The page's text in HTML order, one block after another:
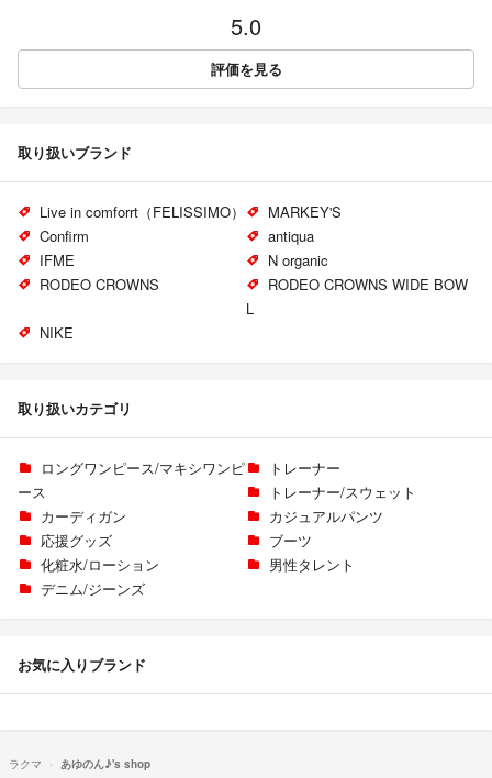
5.0
評価を見る
取り扱いブランド
Live in comforrt（FELISSIMO）
MARKEY'S
Confirm
antiqua
IFME
N organic
RODEO CROWNS
RODEO CROWNS WIDE BOW
L
NIKE
取り扱いカテゴリ
ロングワンピース/マキシワンピ
ース
トレーナー
トレーナー/スウェット
カーディガン
カジュアルパンツ
応援グッズ
ブーツ
化粧水/ローション
男性タレント
デニム/ジーンズ
お気に入りブランド
ラクマ あゆのん♪'s shop